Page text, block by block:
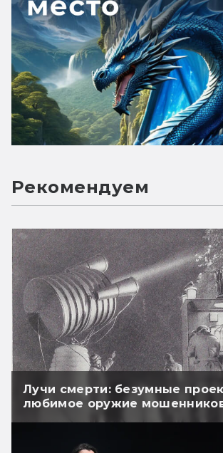
Рекомендуем
Лучи смерти: безумные
любимое оружие